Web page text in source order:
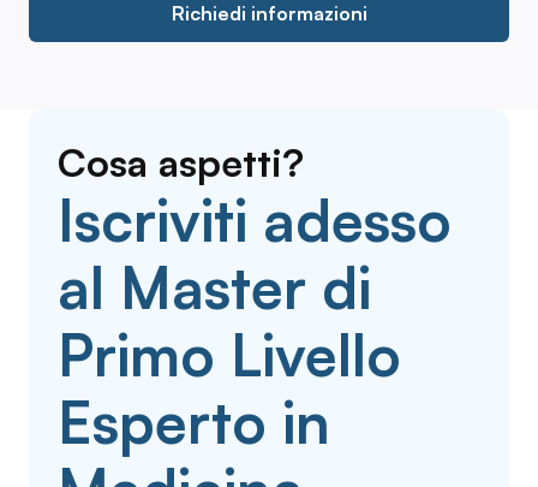
Richiedi informazioni
Cosa aspetti?
Iscriviti adesso
al Master di
Primo Livello
Esperto in